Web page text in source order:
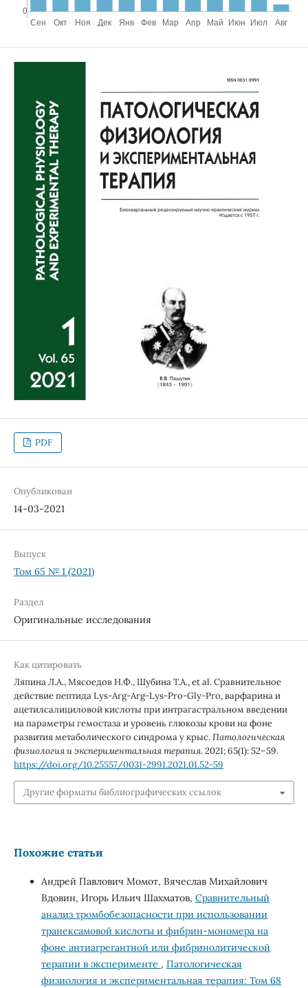
PDF
Опубликован
14-03-2021
Выпуск
Том 65 № 1 (2021)
Раздел
Оригинальные исследования
Как цитировать
Ляпина Л.А., Мясоедов Н.Ф., Шубина Т.А., et al. Сравнительное
действие пептида Lys-Arg-Аrg-Lys-Pro-Gly-Pro, варфарина и
ацетилсалициловой кислоты при интрагастральном введении
на параметры гемостаза и уровень глюкозы крови на фоне
развития метаболического синдрома у крыс.Патологическая
физиология и экспериментальная терапия. 2021; 65(1): 52–59.
https://doi.org/10.25557/0031-2991.2021.01.52-59
Другие форматы библиографических ссылок
Похожие статьи
Андрей Павлович Момот, Вячеслав Михайлович
Вдовин, Игорь Ильич Шахматов, Сравнительный
анализ тромбобезопасности при использовании
транексамовой кислоты и фибрин-мономера на
фоне антиагрегантной или фибринолитической
терапии в эксперименте , Патологическая
физиология и экспериментальная терапия: Том 68